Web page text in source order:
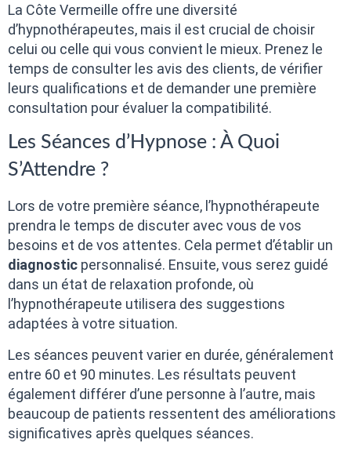
La Côte Vermeille offre une diversité
d’hypnothérapeutes, mais il est crucial de choisir
celui ou celle qui vous convient le mieux. Prenez le
temps de consulter les avis des clients, de vérifier
leurs qualifications et de demander une première
consultation pour évaluer la compatibilité.
Les Séances d’Hypnose : À Quoi
S’Attendre ?
Lors de votre première séance, l’hypnothérapeute
prendra le temps de discuter avec vous de vos
besoins et de vos attentes. Cela permet d’établir un
diagnostic personnalisé. Ensuite, vous serez guidé
dans un état de relaxation profonde, où
l’hypnothérapeute utilisera des suggestions
adaptées à votre situation.
Les séances peuvent varier en durée, généralement
entre 60 et 90 minutes. Les résultats peuvent
également différer d’une personne à l’autre, mais
beaucoup de patients ressentent des améliorations
significatives après quelques séances.